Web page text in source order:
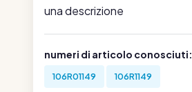
una descrizione
numeri di articolo conosciuti:
106R01149 106R1149